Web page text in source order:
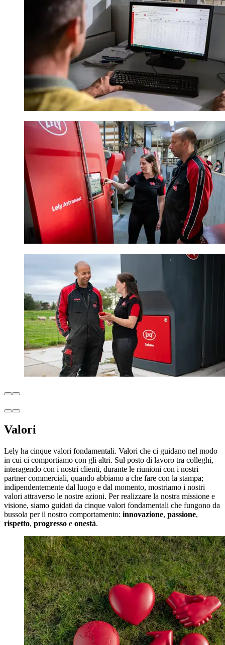
Valori
Lely ha cinque valori fondamentali. Valori che ci guidano nel modo
in cui ci comportiamo con gli altri. Sul posto di lavoro tra colleghi,
interagendo con i nostri clienti, durante le riunioni con i nostri
partner commerciali, quando abbiamo a che fare con la stampa;
indipendentemente dal luogo e dal momento, mostriamo i nostri
valori attraverso le nostre azioni. Per realizzare la nostra missione e
visione, siamo guidati da cinque valori fondamentali che fungono da
bussola per il nostro comportamento: innovazione, passione,
rispetto, progresso e onestà.